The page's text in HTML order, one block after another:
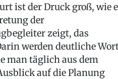
ist der Druck groß, wie
der
zeigt, das
werden deutliche
man täglich aus dem
auf die Planung